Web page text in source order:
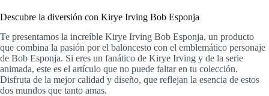
Descubre la diversión con Kirye Irving Bob Esponja
Te presentamos la increíble Kirye Irving Bob Esponja, un producto
que combina la pasión por el baloncesto con el emblemático personaje
de Bob Esponja. Si eres un fanático de Kirye Irving y de la serie
animada, este es el artículo que no puede faltar en tu colección.
Disfruta de la mejor calidad y diseño, que reflejan la esencia de estos
dos mundos que tanto amas.